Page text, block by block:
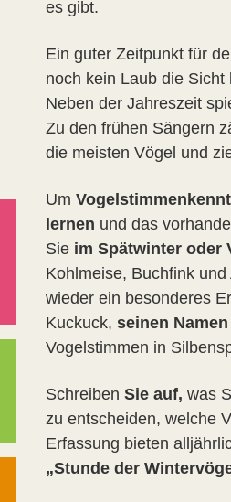
es gibt.
Ein guter Zeitpunkt für
noch kein Laub die
Neben der Jahreszeit
Zu den frühen Sängern
die meisten Vögel und
Um
lernen und das
Sie im Spätwinter oder
Kohlmeise, Buchfink
wieder ein besonderes
Kuckuck, seinen
Vogelstimmen in
Schreiben Sie auf, was
zu entscheiden, welche
Erfassung bieten
„Stunde der